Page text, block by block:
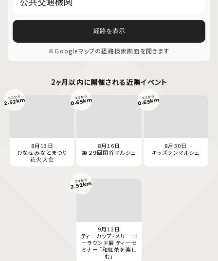
経路を表示
※Googleマップの経路検索画面を開きます
2ヶ月以内に開催される近隣イベント
8月13日
ひなせみなとまつり
花火大会
ココから
2.52km
8月16日
第２９回閑谷マルシェ
ココから
0.65km
8月30日
キッズランマルシェ
ココから
0.65km
9月12日
ティーカップ・メリーゴ
ーラウンド展 ティーセ
ミナー「和紅茶を楽し
む」
ココから
2.52km